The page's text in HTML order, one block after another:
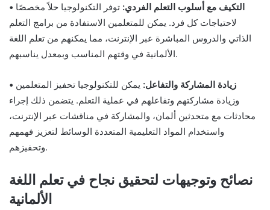
• التكيف مع أسلوب التعلم الفردي: توفر التكنولوجيا حلاً مخصصًا
لاحتياجات كل فرد. يمكن للمتعلمين الاستفادة من برامج التعلم
الذاتي والدروس المباشرة عبر الإنترنت، مما يمكنهم من تعلم اللغة
الألمانية في وقتهم المناسب وبمعدل يناسبهم.
• زيادة المشاركة والتفاعل: يمكن للتكنولوجيا تحفيز المتعلمين
وزيادة مشاركتهم وتفاعلهم في عملية التعلم. يتضمن ذلك إجراء
محادثات مع متحدثين ألمان، والمشاركة في مناقشات عبر الإنترنت،
واستخدام المواد التعليمية المتعددة الوسائط لتعزيز فهمهم
وتحفيزهم.
نصائح وتوجيهات لتحقيق نجاح في تعلم اللغة
الألمانية